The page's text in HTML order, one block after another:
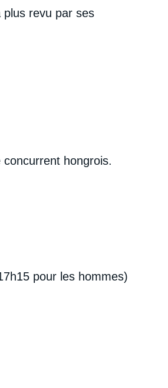
plus revu par ses
hongrois.
pour les hommes)